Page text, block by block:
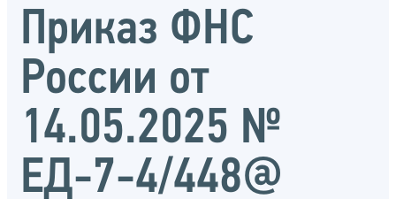
Приказ ФНС
России от
14.05.2025 №
ЕД-7-4/448@